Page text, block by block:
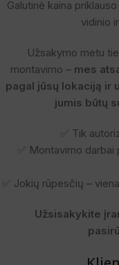
Galutinė kaina
vidinio
Užsakymo metu
montavimo – mes
pagal jūsų lokaciją ir
jumis būtų
✅ Tik
✅ Montavimo
✅ Jokių rūpesčių –
Užsisakykite